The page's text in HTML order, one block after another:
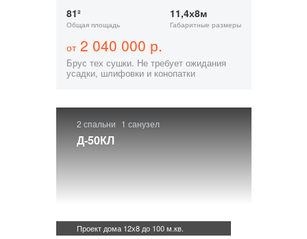
81²
Общая площадь
11,4х8м
Габаритные размеры
от2 040 000 р.
Брус тех сушки. Не требует ожидания
усадки, шлифовки и конопатки
2 спальни 1 санузел
Д-50КЛ
Проект дома 12х8 до 100 м.кв.